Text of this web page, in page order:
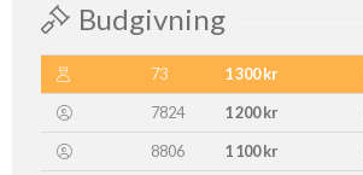
Budgivning
73 1 300 kr
7824
1 200 kr
8806
1 100 kr